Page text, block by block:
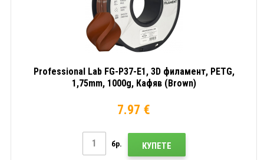
Professional Lab FG-P37-E1, 3D филамент, PETG,
1,75mm, 1000g, Кафяв (Brown)
7.97 €
бр. КУПЕТЕ